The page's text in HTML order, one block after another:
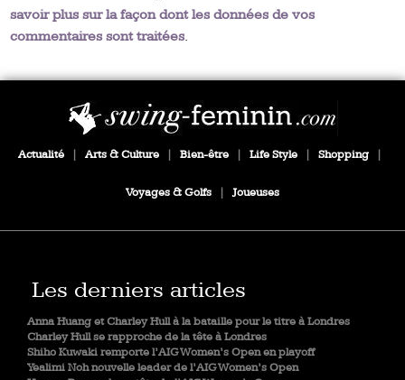
savoir plus sur la façon dont les données de vos
commentaires sont traitées.
Actualité Arts & Culture Bien-être Life Style Shopping
Voyages & Golfs Joueuses
Les derniers articles
Anna Huang et Charley Hull à la bataille pour le titre à Londres
Charley Hull se rapproche de la tête à Londres
Shiho Kuwaki remporte l’AIG Women’s Open en playoff
Yealimi Noh nouvelle leader de l’AIG Women’s Open